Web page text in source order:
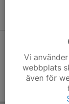
Vi
webbplats
även för